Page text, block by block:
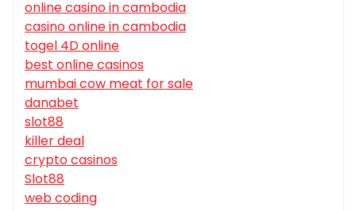
online casino in cambodia
casino online in cambodia
togel 4D online
best online casinos
mumbai cow meat for sale
danabet
slot88
killer deal
crypto casinos
Slot88
web coding